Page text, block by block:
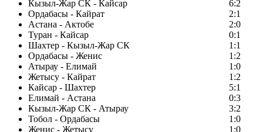
Кызыл-Жар СК - Кайсар
6:2
Ордабасы - Кайрат
2:1
Астана - Актобе
2:0
Туран - Кайсар
0:1
Шахтер - Кызыл-Жар СК
1:1
Ордабасы - Женис
1:2
Атырау - Елимай
1:0
Жетысу - Кайрат
1:2
Кайсар - Шахтер
5:1
Елимай - Астана
0:3
Кызыл-Жар СК - Атырау
3:2
Тобол - Ордабасы
1:0
Женис - Жетысу
1:0